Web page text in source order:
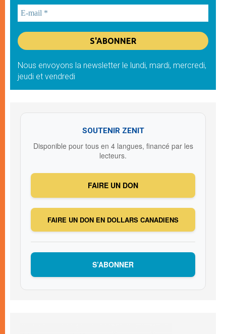
Nous envoyons la newsletter le lundi, mardi, mercredi,
jeudi et vendredi
SOUTENIR ZENIT
Disponible pour tous en 4 langues, financé par les
lecteurs.
FAIRE UN DON
FAIRE UN DON EN DOLLARS CANADIENS
S’ABONNER